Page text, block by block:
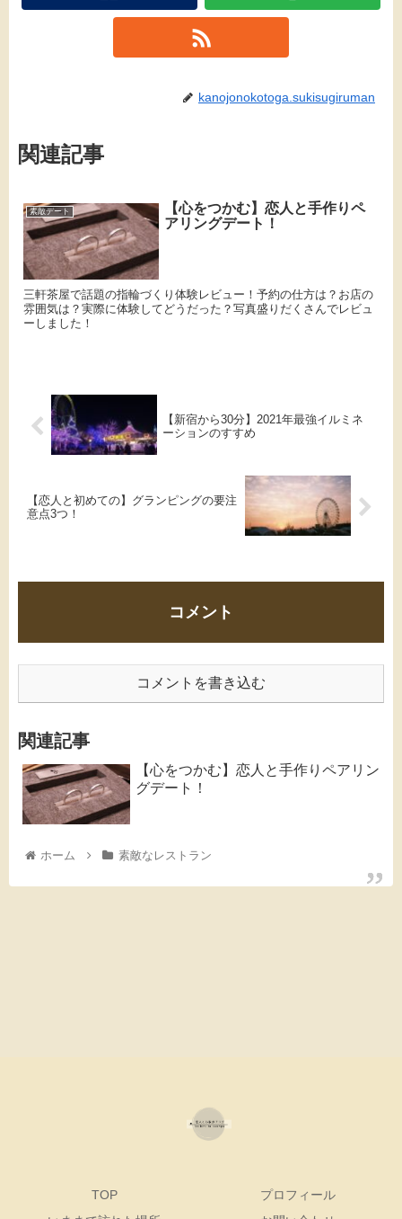
kanojonokotoga.sukisugiruman
関連記事
素敵デート
【心をつかむ】恋人と手作りペ
アリングデート！
三軒茶屋で話題の指輪づくり体験レビュー！予約の仕方は？お店の
雰囲気は？実際に体験してどうだった？写真盛りだくさんでレビュ
ーしました！
【新宿から30分】2021年最強イルミネ
ーションのすすめ
【恋人と初めての】グランピングの要注
意点3つ！
コメント
コメントを書き込む
関連記事
【心をつかむ】恋人と手作りペアリン
グデート！
ホーム 素敵なレストラン
TOP
プロフィール